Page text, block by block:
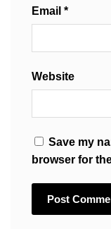
Email *
Website
Save my
browser for